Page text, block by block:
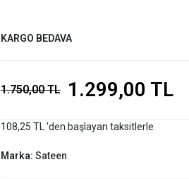
KARGO BEDAVA
1.750,00 TL 1.299,00 TL
108,25 TL 'den başlayan taksitlerle
Marka: Sateen